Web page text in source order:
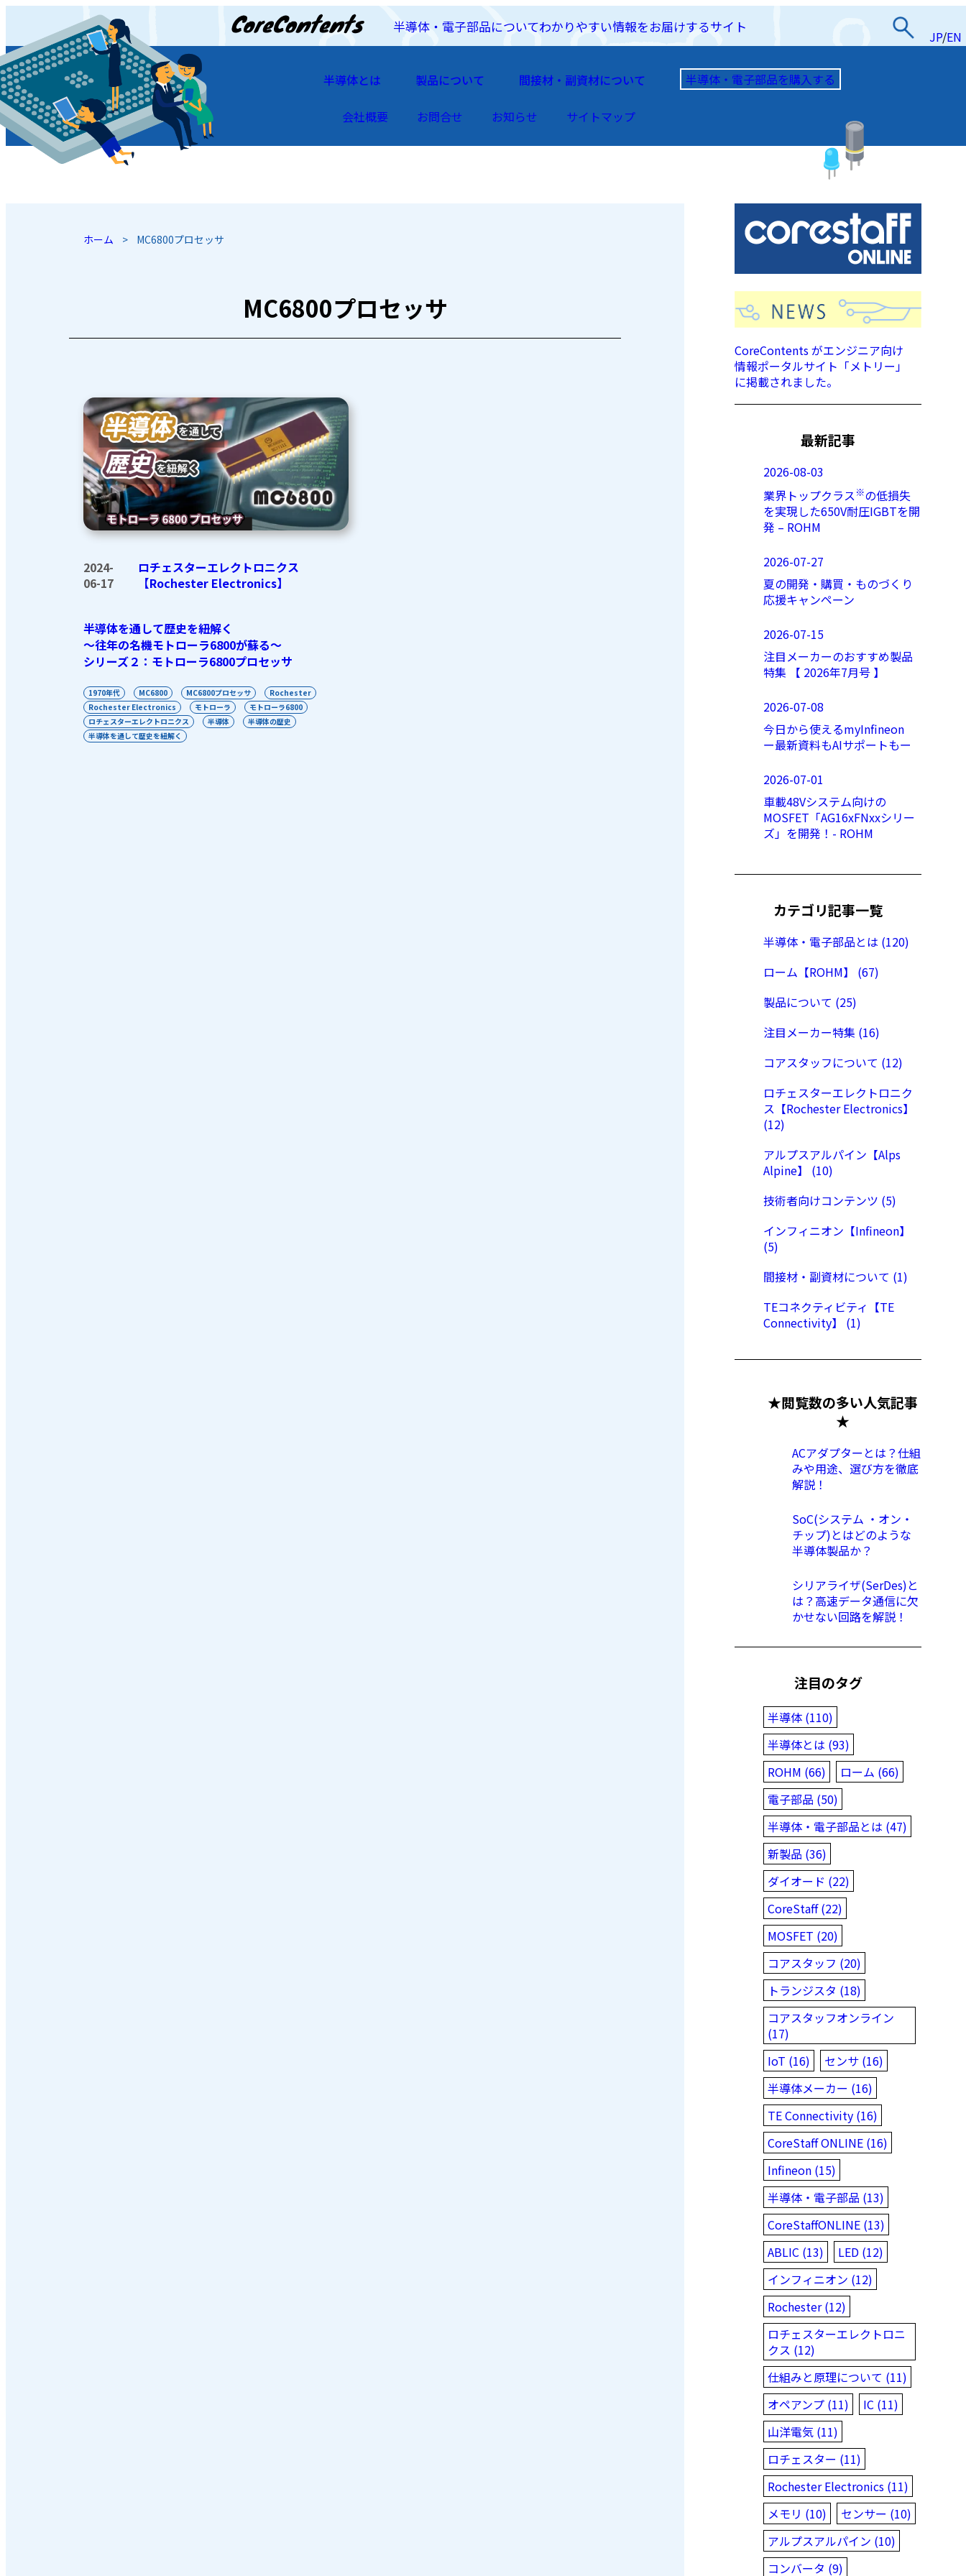
半導体・電子部品についてわかりやすい情報をお届けするサイト
JP/EN
JP/EN
半導体とは 製品について 間接材・副資材について 半導体・電子部品を購入する
会社概要 お問合せ お知らせ サイトマップ
ホーム > MC6800プロセッサ
MC6800プロセッサ
2024-
06-17
ロチェスターエレクトロニクス
【Rochester Electronics】
半導体を通して歴史を紐解く
～往年の名機モトローラ6800が蘇る～
シリーズ２：モトローラ6800プロセッサ
1970年代 MC6800 MC6800プロセッサ
Rochester
Rochester Electronics
モトローラ
モトローラ6800
ロチェスターエレクトロニクス
半導体
半導体の歴史
半導体を通して歴史を紐解く
CoreContents がエンジニア向け
情報ポータルサイト「メトリー」
に掲載されました。
最新記事
2026-08-03
業界トップクラス※の低損失
を実現した650V耐圧IGBTを開
発 – ROHM
2026-07-27
夏の開発・購買・ものづくり
応援キャンペーン
2026-07-15
注目メーカーのおすすめ製品
特集 【 2026年7月号 】
2026-07-08
今日から使えるmyInfineon
ー最新資料もAIサポートもー
2026-07-01
車載48Vシステム向けの
MOSFET「AG16xFNxxシリー
ズ」を開発！- ROHM
カテゴリ記事一覧
半導体・電子部品とは (120)
ローム【ROHM】 (67)
製品について (25)
注目メーカー特集 (16)
コアスタッフについて (12)
ロチェスターエレクトロニク
ス【Rochester Electronics】
(12)
アルプスアルパイン【Alps
Alpine】 (10)
技術者向けコンテンツ (5)
インフィニオン【Infineon】
(5)
間接材・副資材について (1)
TEコネクティビティ【TE
Connectivity】 (1)
★閲覧数の多い人気記事
★
ACアダプターとは？仕組
みや用途、選び方を徹底
解説！
SoC(システム ・オン・
チップ)とはどのような
半導体製品か？
シリアライザ(SerDes)と
は？高速データ通信に欠
かせない回路を解説！
注目のタグ
半導体 (110)
半導体とは (93)
ROHM (66)
ローム (66)
電子部品 (50)
半導体・電子部品とは (47)
新製品 (36)
ダイオード (22)
CoreStaff (22)
MOSFET (20)
コアスタッフ (20)
トランジスタ (18)
コアスタッフオンライン
(17)
IoT (16)
センサ (16)
半導体メーカー (16)
TE Connectivity (16)
CoreStaff ONLINE (16)
Infineon (15)
半導体・電子部品 (13)
CoreStaffONLINE (13)
ABLIC (13)
LED (12)
インフィニオン (12)
Rochester (12)
ロチェスターエレクトロニ
クス (12)
仕組みと原理について (11)
オペアンプ (11)
IC (11)
山洋電気 (11)
ロチェスター (11)
Rochester Electronics (11)
メモリ (10)
センサー (10)
アルプスアルパイン (10)
コンバータ (9)